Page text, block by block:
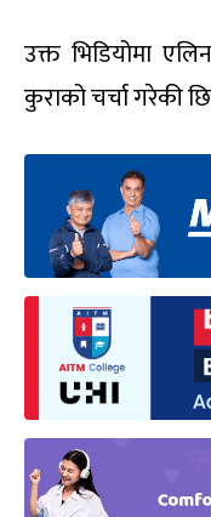
उक्त भिडियोमा
कुराको चर्चा गरेकी